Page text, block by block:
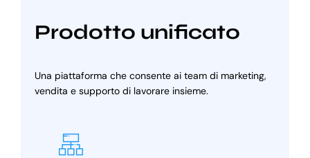
Prodotto unificato
Una piattaforma che consente ai team di marketing,
vendita e supporto di lavorare insieme.